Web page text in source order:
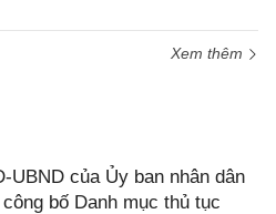
Xem thêm
UBND của Ủy ban nhân dân
bố Danh mục thủ tục